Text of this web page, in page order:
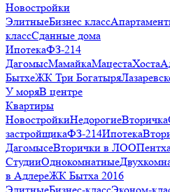
Новостройки
ЭлитныеБизнес класс
классСданные дома
ИпотекаФЗ-214
ДагомысМамайкаМацестаХоста
БытхеЖК Три Богатыря
У моряВ центре
Квартиры
НовостройкиНедорогиеВторичка
застройщикаФЗ-214Ипотека
ДагомысеВторички в ЛОО
СтудииОднокомнатные
в АдлереЖК Бытха 2016